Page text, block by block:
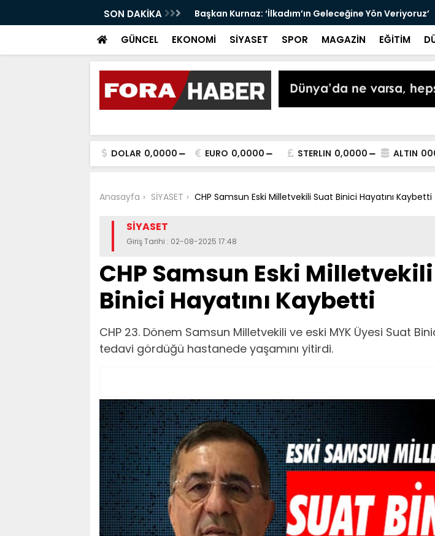
SON DAKİKA
UN MARKASI OLMAYI SÜRDÜRÜYOR Başkan Kurnaz: ‘İlkadım’ın Geleceğine Yön Veriyoruz’
GÜNCEL EKONOMİ SİYASET SPOR MAGAZİN EĞİTİM
DOLAR 0,0000 EURO 0,0000 STERLIN 0,0000 ALTIN
Anasayfa SİYASET CHP Samsun Eski Milletvekili Suat Binici Hayatını Kaybetti
SİYASET
Giriş Tarihi : 02-08-2025 17:48
CHP Samsun Eski
Binici Hayatını Kaybetti
CHP 23. Dönem Samsun Milletvekili ve eski MYK Üyesi Suat
tedavi gördüğü hastanede yaşamını yitirdi.